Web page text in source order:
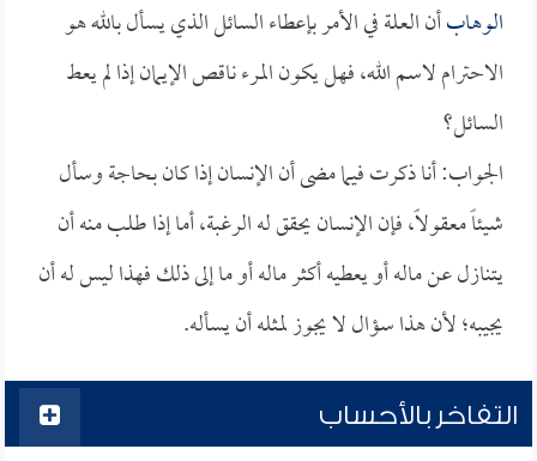
الوهابأن العلة في الأمر بإعطاء السائل الذي يسأل بالله هو
الاحترام لاسم الله، فهل يكون المرء ناقص الإيمان إذا لم يعط
السائل؟
الجواب: أنا ذكرت فيما مضى أن الإنسان إذا كان بحاجة وسأل
شيئاً معقولاً، فإن الإنسان يحقق له الرغبة، أما إذا طلب منه أن
يتنازل عن ماله أو يعطيه أكثر ماله أو ما إلى ذلك فهذا ليس له أن
يجيبه؛ لأن هذا سؤال لا يجوز لمثله أن يسأله.
التفاخر بالأحساب